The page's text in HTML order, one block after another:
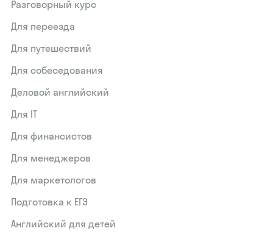
Разговорный курс
Для переезда
Для путешествий
Для собеседования
Деловой английский
Для IT
Для финансистов
Для менеджеров
Для маркетологов
Подготовка к ЕГЭ
Английский для детей